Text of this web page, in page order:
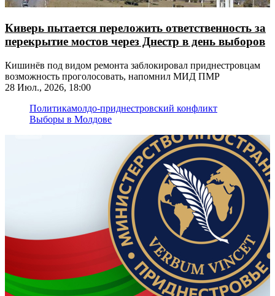
Киверь пытается переложить ответственность за
перекрытие мостов через Днестр в день выборов
Кишинёв под видом ремонта заблокировал приднестровцам
возможность проголосовать, напомнил МИД ПМР
28 Июл., 2026, 18:00
Политикамолдо-приднестровский конфликт
Выборы в Молдове